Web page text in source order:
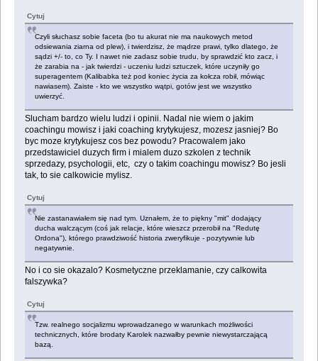
Cytuj
Czyli słuchasz sobie faceta (bo tu akurat nie ma naukowych metod
odsiewania ziarna od plew), i twierdzisz, że mądrze prawi, tylko dlatego, że
sądzi +/- to, co Ty. I nawet nie zadasz sobie trudu, by sprawdzić kto zacz, i
że zarabia na - jak twierdzi - uczeniu ludzi sztuczek, które uczyniły go
superagentem (Kalibabka też pod koniec życia za kołcza robił, mówiąc
nawiasem). Zaiste - kto we wszystko wątpi, gotów jest we wszystko
uwierzyć.
Slucham bardzo wielu ludzi i opinii. Nadal nie wiem o jakim
coachingu mowisz i jaki coaching krytykujesz, mozesz jasniej? Bo
byc moze krytykujesz cos bez powodu? Pracowalem jako
przedstawiciel duzych firm i mialem duzo szkolen z technik
sprzedazy, psychologii, etc, czy o takim coachingu mowisz? Bo jesli
tak, to sie calkowicie mylisz.
Cytuj
Nie zastanawiałem się nad tym. Uznałem, że to piękny "mit" dodający
ducha walczącym (coś jak relacje, które wieszcz przerobił na "Redutę
Ordona"), którego prawdziwość historia zweryfikuje - pozytywnie lub
negatywnie.
No i co sie okazalo? Kosmetyczne przeklamanie, czy calkowita
falszywka?
Cytuj
Tzw. realnego socjalizmu wprowadzanego w warunkach możliwości
technicznych, które brodaty Karolek nazwałby pewnie niewystarczającą
bazą.